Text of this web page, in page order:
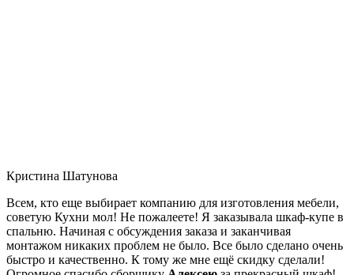
Кристина Шатунова
Всем, кто еще выбирает компанию для изготовления мебели,
советую Кухни мол! Не пожалеете! Я заказывала шкаф-купе в
спальню. Начиная с обсуждения заказа и заканчивая
монтажом никаких проблем не было. Все было сделано очень
быстро и качественно. К тому же мне ещё скидку сделали!